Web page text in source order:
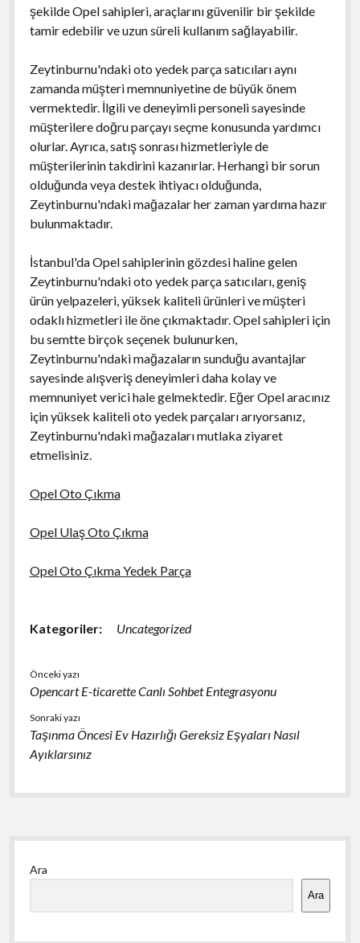
şekilde Opel sahipleri, araçlarını güvenilir bir şekilde
tamir edebilir ve uzun süreli kullanım sağlayabilir.
Zeytinburnu'ndaki oto yedek parça satıcıları aynı
zamanda müşteri memnuniyetine de büyük önem
vermektedir. İlgili ve deneyimli personeli sayesinde
müşterilere doğru parçayı seçme konusunda yardımcı
olurlar. Ayrıca, satış sonrası hizmetleriyle de
müşterilerinin takdirini kazanırlar. Herhangi bir sorun
olduğunda veya destek ihtiyacı olduğunda,
Zeytinburnu'ndaki mağazalar her zaman yardıma hazır
bulunmaktadır.
İstanbul'da Opel sahiplerinin gözdesi haline gelen
Zeytinburnu'ndaki oto yedek parça satıcıları, geniş
ürün yelpazeleri, yüksek kaliteli ürünleri ve müşteri
odaklı hizmetleri ile öne çıkmaktadır. Opel sahipleri için
bu semtte birçok seçenek bulunurken,
Zeytinburnu'ndaki mağazaların sunduğu avantajlar
sayesinde alışveriş deneyimleri daha kolay ve
memnuniyet verici hale gelmektedir. Eğer Opel aracınız
için yüksek kaliteli oto yedek parçaları arıyorsanız,
Zeytinburnu'ndaki mağazaları mutlaka ziyaret
etmelisiniz.
Opel Oto Çıkma
Opel Ulaş Oto Çıkma
Opel Oto Çıkma Yedek Parça
Kategoriler: Uncategorized
Önceki yazı
Opencart E-ticarette Canlı Sohbet Entegrasyonu
Sonraki yazı
Taşınma Öncesi Ev Hazırlığı Gereksiz Eşyaları Nasıl
Ayıklarsınız
Yan
Menü
Ara
Ara